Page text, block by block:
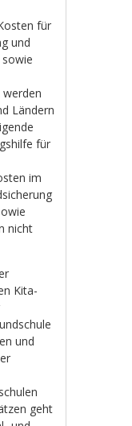
für
und
Ländern
für
im
nicht
Kita-
und
geht